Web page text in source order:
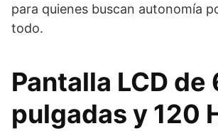
para quienes buscan autonomía
todo.
Pantalla LCD de
pulgadas y 120